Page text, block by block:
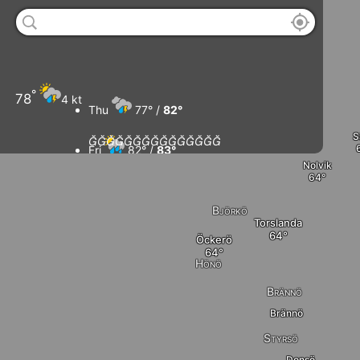
Brännö
Hönö
Styrsö
Brännö
Björkö
Öckerö
Torslanda
Nolvik
Tjuvkil
78° 4 kt
Thu 77° / 82°
Fri 82° /83°
